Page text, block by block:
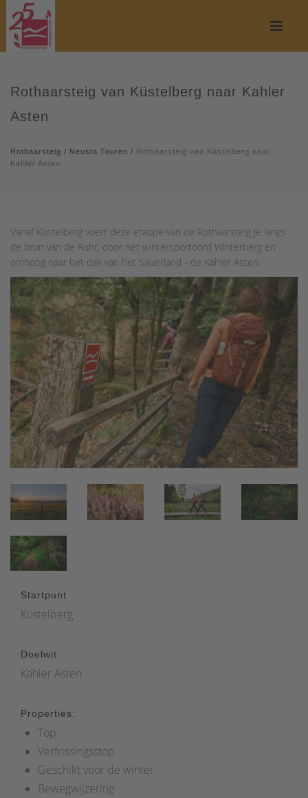
Rothaarsteig van Küstelberg naar Kahler
Asten
Rothaarsteig / Neusta Touren / Rothaarsteig van Küstelberg naar
Kahler Asten
Vanaf Küstelberg voert deze etappe van de Rothaarsteig je langs
de bron van de Ruhr, door het wintersportoord Winterberg en
omhoog naar het dak van het Sauerland - de Kahler Asten.
Startpunt
Küstelberg
Doelwit
Kahler Asten
Properties:
Top
Verfrissingsstop
Geschikt voor de winter
Bewegwijzering